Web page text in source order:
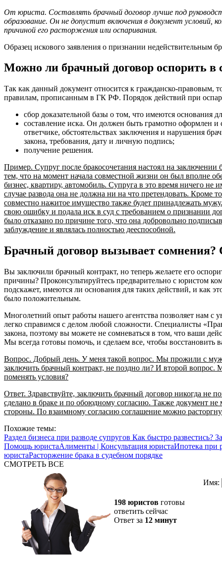
От юриста. Составлять брачный договор лучше под
образование. Он не допустит включения в документ условий,
причиной его расторжения или оспаривания.
Образец искового заявления о признании недействительным
Можно ли брачный договор оспорить в
Так как данный документ относится к гражданско-правовым,
правилам, прописанным в ГК РФ. Порядок действий при
сбор доказательной базы о том, что имеются основания
составление иска. Он должен быть грамотно оформлен и
ответчике, обстоятельствах заключения и нарушения
закона, требования, дату и личную подпись;
получение решения.
Пример. Супруг после бракосочетания настоял на заключении
тем, что на момент начала совместной жизни он был вполне
бизнес, квартиру, автомобиль. Супруга в это время ничего не
случае развода она не должна ни на что претендовать. Кроме
совместно нажитое имущество также будет принадлежать
свою ошибку и подала иск в суд с требованием о признании
было отказано по причине того, что она добровольно
заблуждение и являлась полностью дееспособной.
Брачный договор вызывает сомнения?
Вы заключили брачный контракт, но теперь желаете его
причины? Проконсультируйтесь предварительно с юристом
подскажет, имеются ли основания для таких действий, и как
было положительным.
Многолетний опыт работы нашего агентства позволяет нам с
легко справимся с делом любой сложности. Специалисты
закона, поэтому вы можете не сомневаться в том, что ваши
Мы всегда готовы помочь, и сделаем все, чтобы восстановить
Вопрос. Добрый день. У меня такой вопрос. Мы прожили с
заключить брачный контракт, не поздно ли? И второй вопрос.
поменять условия?
Ответ. Здравствуйте, заключить брачный договор никогда не
сделано в браке и по обоюдному согласию. Также документ
стороны. По взаимному согласию соглашение можно
Похожие темы:
Раздел бизнеса при разводе супругов Как быстро развестись?
Помощь юристаАлименты | Консультация юристаИпотека при
юристаРасторжение брака в судебном порядке
СМОТРЕТЬ ВСЕ
198 юристов готовы
ответить сейчас
Ответ за 12 минут
Имя: